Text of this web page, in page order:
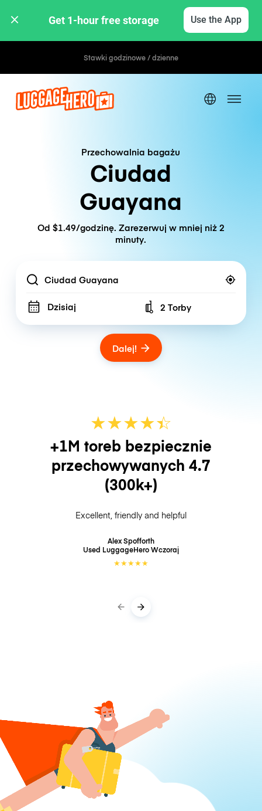
Get 1-hour free storage Use the App
Stawki godzinowe / dzienne
Przechowalnia bagażu
Ciudad
Guayana
Od $1.49/godzinę. Zarezerwuj w mniej niż 2
minuty.
Location
Dzisiaj Number of bags
2 Torby
Dalej!
★★★★☆
★
+1M toreb bezpiecznie
przechowywanych 4.7
(300k+)
Excellent, friendly and helpful
Alex Spofforth
Used LuggageHeroWczoraj
★★★★★